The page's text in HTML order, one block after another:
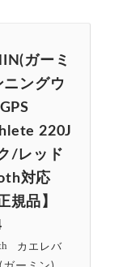
ガーミ
ニングウ
220J
/レッド
対応
規品】
カエレバ